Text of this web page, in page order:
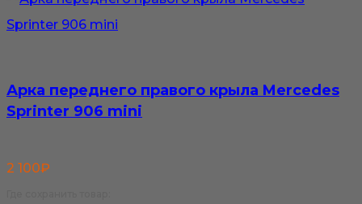
Арка переднего правого крыла Mercedes
Sprinter 906 mini
2 100₽